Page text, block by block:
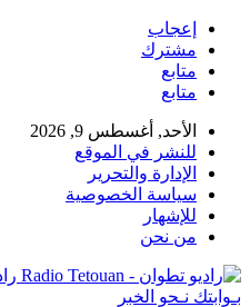
إعجاب
مشترك
متابع
متابع
الأحد, أغسطس 9, 2026
للنشر في الموقع
الإدارة والتحرير
سياسة الخصوصية
للإشهار
من نحن
بـوابتك نـحو الخبر